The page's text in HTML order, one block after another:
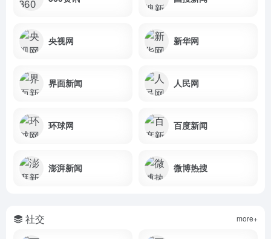
央视网 新华网
界面新闻 人民网
环球网 百度新闻
澎湃新闻 微博热搜
社交 more+